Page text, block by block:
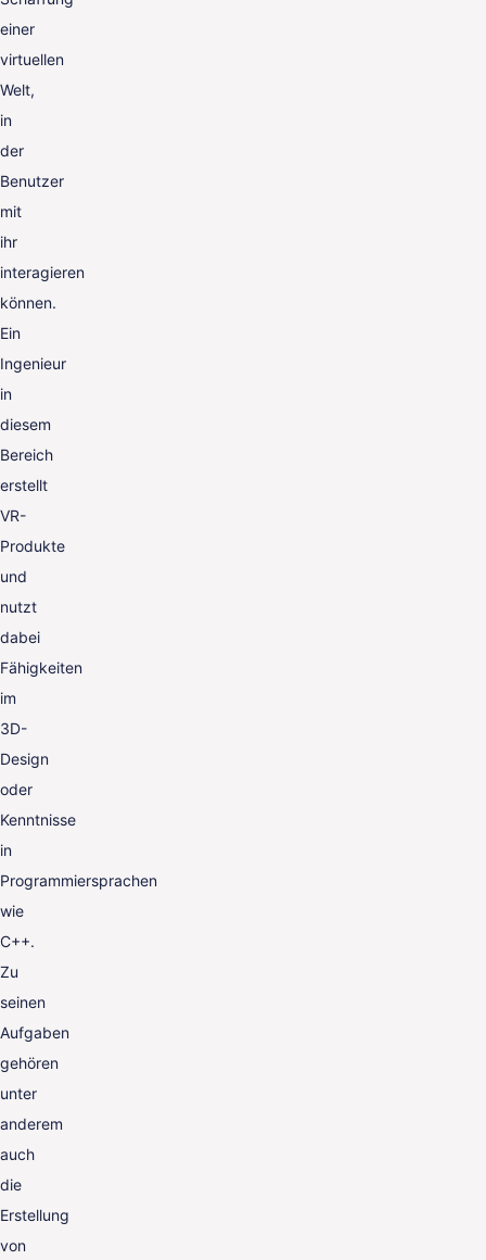
einer
virtuellen
Welt,
in
der
Benutzer
mit
ihr
interagieren
können.
Ein
Ingenieur
in
diesem
Bereich
erstellt
VR-
Produkte
und
nutzt
dabei
Fähigkeiten
im
3D-
Design
oder
Kenntnisse
in
Programmiersprachen
wie
C++.
Zu
seinen
Aufgaben
gehören
unter
anderem
auch
die
Erstellung
von